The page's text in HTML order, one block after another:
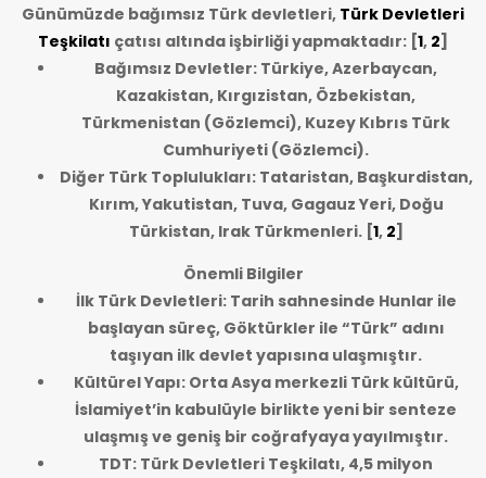
Günümüzde bağımsız Türk devletleri, Türk Devletleri
Teşkilatı çatısı altında işbirliği yapmaktadır: [1, 2]
Bağımsız Devletler: Türkiye, Azerbaycan,
Kazakistan, Kırgızistan, Özbekistan,
Türkmenistan (Gözlemci), Kuzey Kıbrıs Türk
Cumhuriyeti (Gözlemci).
Diğer Türk Toplulukları: Tataristan, Başkurdistan,
Kırım, Yakutistan, Tuva, Gagauz Yeri, Doğu
Türkistan, Irak Türkmenleri.[1, 2]
Önemli Bilgiler
İlk Türk Devletleri: Tarih sahnesinde Hunlar ile
başlayan süreç, Göktürkler ile “Türk” adını
taşıyan ilk devlet yapısına ulaşmıştır.
Kültürel Yapı: Orta Asya merkezli Türk kültürü,
İslamiyet’in kabulüyle birlikte yeni bir senteze
ulaşmış ve geniş bir coğrafyaya yayılmıştır.
TDT: Türk Devletleri Teşkilatı, 4,5 milyon